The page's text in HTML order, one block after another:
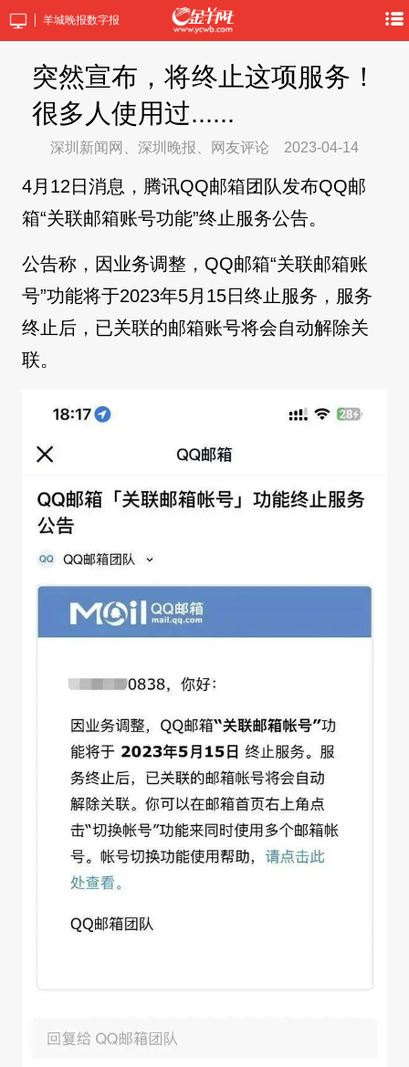
羊城晚报数字报
突然宣布，将终止这项服务！
很多人使用过......
深圳新闻网、深圳晚报、网友评论 2023-04-14
4月12日消息，腾讯QQ邮箱团队发布QQ邮
箱“关联邮箱账号功能”终止服务公告。
公告称，因业务调整，QQ邮箱“关联邮箱账
号”功能将于2023年5月15日终止服务，服务
终止后，已关联的邮箱账号将会自动解除关
联。